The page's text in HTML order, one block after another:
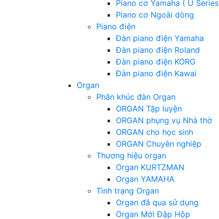
Piano cơ Yamaha ( U
Piano cơ Ngoài dòng
Piano điện
Đàn piano điện Yamaha
Đàn piano điện Roland
Đàn piano điện KORG
Đàn piano điện Kawai
Organ
Phân khúc đàn Organ
ORGAN Tập luyện
ORGAN phụng vụ Nhà thờ
ORGAN cho học sinh
ORGAN Chuyên nghiệp
Thương hiệu organ
Organ KURTZMAN
Organ YAMAHA
Tình trạng Organ
Organ đã qua sử dụng
Organ Mới Đập Hộp